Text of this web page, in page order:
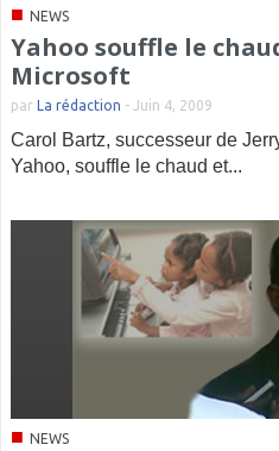
■ NEWS
Yahoo souffle le
Microsoft
par La rédaction - Juin 4, 2009
Carol Bartz, successeur de
Yahoo, souffle le chaud et...
■ NEWS